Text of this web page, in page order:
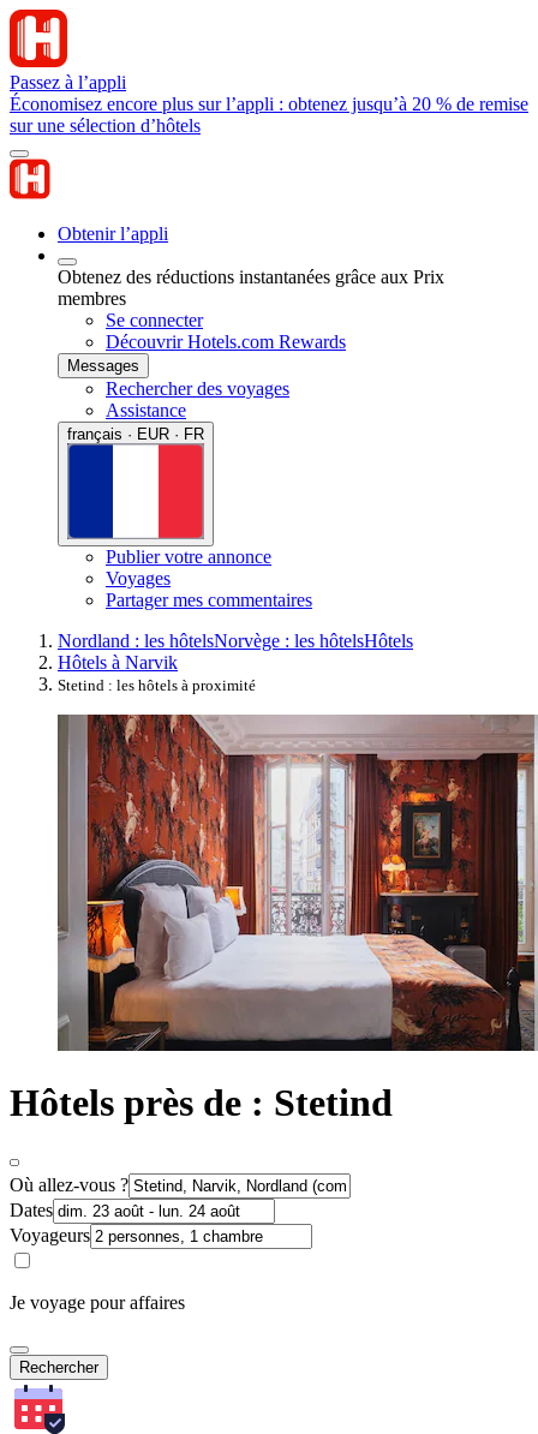
Passez à l’appli
Économisez encore plus sur l’appli : obtenez jusqu’à 20 % de remise
sur une sélection d’hôtels
Obtenir l’appli
Obtenez des réductions instantanées grâce aux Prix
membres
Se connecter
Découvrir Hotels.com Rewards
Messages
Rechercher des voyages
Assistance
français · EUR · FR
Publier votre annonce
Voyages
Partager mes commentaires
Nordland : les hôtelsNorvège : les hôtelsHôtels
Hôtels à Narvik
Stetind : les hôtels à proximité
Hôtels près de : Stetind
Où allez-vous ?
Dates
Voyageurs
Je voyage pour affaires
Rechercher